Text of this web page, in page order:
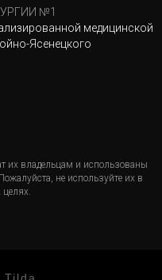
№1
медицинской
Ясенецкого
их владельцам и использованы
не используйте их в
целях.